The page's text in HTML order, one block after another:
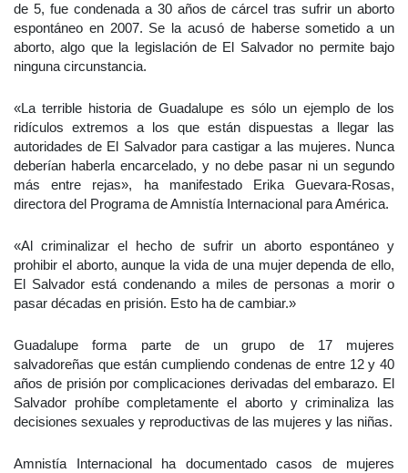
de 5, fue condenada a 30 años de cárcel tras sufrir un aborto
espontáneo en 2007. Se la acusó de haberse sometido a un
aborto, algo que la legislación de El Salvador no permite bajo
ninguna circunstancia.
«La terrible historia de Guadalupe es sólo un ejemplo de los
ridículos extremos a los que están dispuestas a llegar las
autoridades de El Salvador para castigar a las mujeres. Nunca
deberían haberla encarcelado, y no debe pasar ni un segundo
más entre rejas», ha manifestado Erika Guevara-Rosas,
directora del Programa de Amnistía Internacional para América.
«Al criminalizar el hecho de sufrir un aborto espontáneo y
prohibir el aborto, aunque la vida de una mujer dependa de ello,
El Salvador está condenando a miles de personas a morir o
pasar décadas en prisión. Esto ha de cambiar.»
Guadalupe forma parte de un grupo de 17 mujeres
salvadoreñas que están cumpliendo condenas de entre 12 y 40
años de prisión por complicaciones derivadas del embarazo. El
Salvador prohíbe completamente el aborto y criminaliza las
decisiones sexuales y reproductivas de las mujeres y las niñas.
Amnistía Internacional ha documentado casos de mujeres